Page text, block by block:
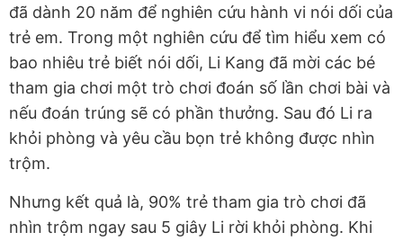
đã dành 20 năm để nghiên cứu hành vi nói dối của
trẻ em. Trong một nghiên cứu để tìm hiểu xem có
bao nhiêu trẻ biết nói dối, Li Kang đã mời các bé
tham gia chơi một trò chơi đoán số lần chơi bài và
nếu đoán trúng sẽ có phần thưởng. Sau đó Li ra
khỏi phòng và yêu cầu bọn trẻ không được nhìn
trộm.
Nhưng kết quả là, 90% trẻ tham gia trò chơi đã
nhìn trộm ngay sau 5 giây Li rời khỏi phòng. Khi